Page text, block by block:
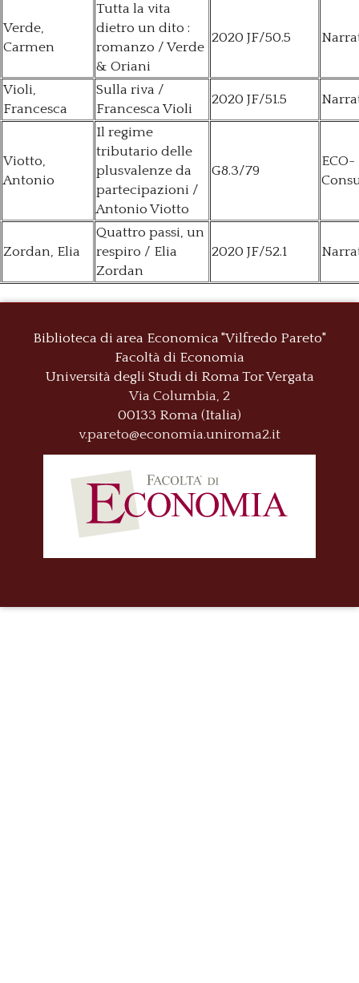
Verde,
Carmen
Tutta la vita
dietro un dito :
romanzo / Verde
& Oriani
2020 JF/50.5
Violi,
Francesca
Sulla riva /
Francesca Violi
2020 JF/51.5
Viotto,
Antonio
Il regime
tributario delle
plusvalenze da
partecipazioni /
Antonio Viotto
G8.3/79
ECO-
Zordan, Elia
Quattro passi, un
respiro / Elia
Zordan
2020 JF/52.1
Biblioteca di area Economica "Vilfredo Pareto"
Facoltà di Economia
Università degli Studi di RomaTor Vergata
Via Columbia, 2
00133 Roma (Italia)
v.pareto@economia.uniroma2.it